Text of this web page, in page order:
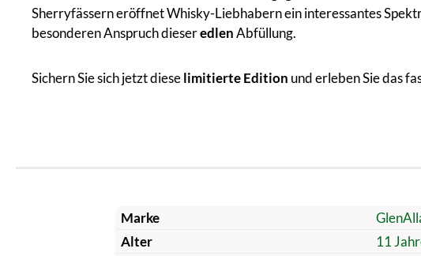
Sherryfässern eröffnet Whisky-Liebhabern ein interessantes
besonderen Anspruch dieseredlenAbfüllung.
Sichern Sie sich jetzt dieselimitierte Edition und erleben Sie das
Marke
Alter
11